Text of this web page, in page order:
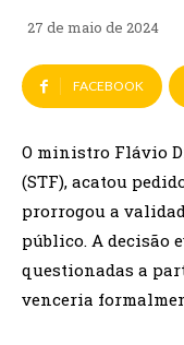
27 de maio de 2024
FACEBOOK
O ministro Flávio
(STF), acatou
prorrogou a
público. A decisão
questionadas a
venceria